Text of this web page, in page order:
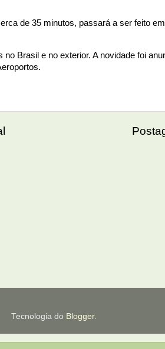
de 35 minutos, passará a ser feito
Brasil e no exterior. A novidade foi
Tecnologia do Blogger.